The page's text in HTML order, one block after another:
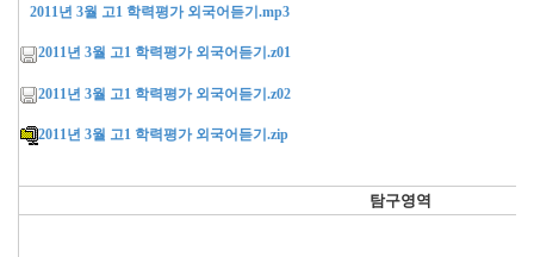
2011년 3월 고1 학력평가 외국어듣기.mp3
2011년 3월 고1 학력평가 외국어듣기.z01
2011년 3월 고1 학력평가 외국어듣기.z02
2011년 3월 고1 학력평가 외국어듣기.zip
탐구영역